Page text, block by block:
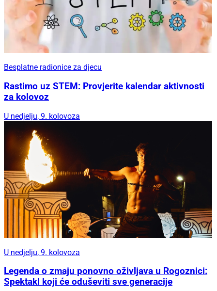
Besplatne radionice za djecu
Rastimo uz STEM: Provjerite kalendar aktivnosti
za kolovoz
U nedjelju, 9. kolovoza
U nedjelju, 9. kolovoza
Legenda o zmaju ponovno oživljava u Rogoznici:
Spektakl koji će oduševiti sve generacije